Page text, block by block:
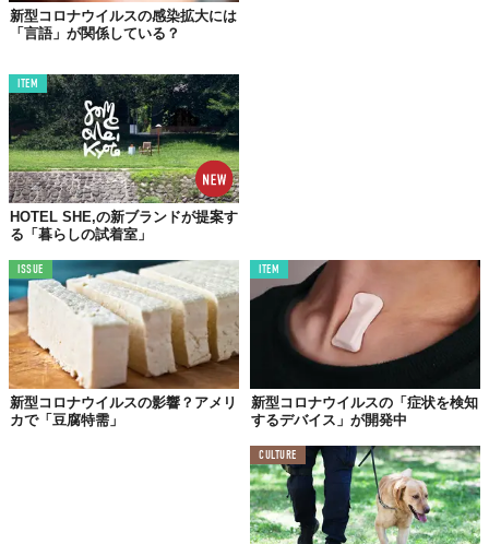
TABI LABO
この世界は、もっと広いはずだ。
新型コロナウイルスの感染拡大には
「言語」が関係している？
ITEM
HOTEL SHE,の新ブランドが提案す
る「暮らしの試着室」
ISSUE
新型コロナウイルスの影響？アメリ
カで「豆腐特需」
ITEM
新型コロナウイルスの「症状を検知
するデバイス」が開発中
CULTURE